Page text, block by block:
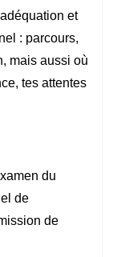
et
: parcours,
mais aussi où
tes attentes
du
de
de